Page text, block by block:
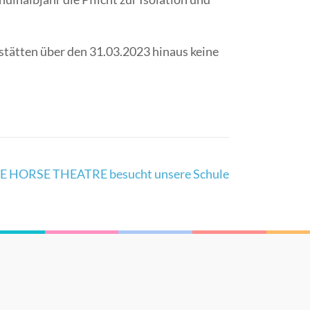
über den 31.03.2023 hinaus keine
HORSE THEATRE besucht unsere Schule